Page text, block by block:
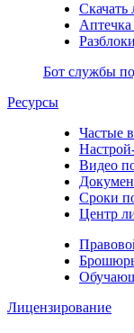
Бот службы
Ресурсы
Частые
Видео
Сроки
Центр
Лицензирование